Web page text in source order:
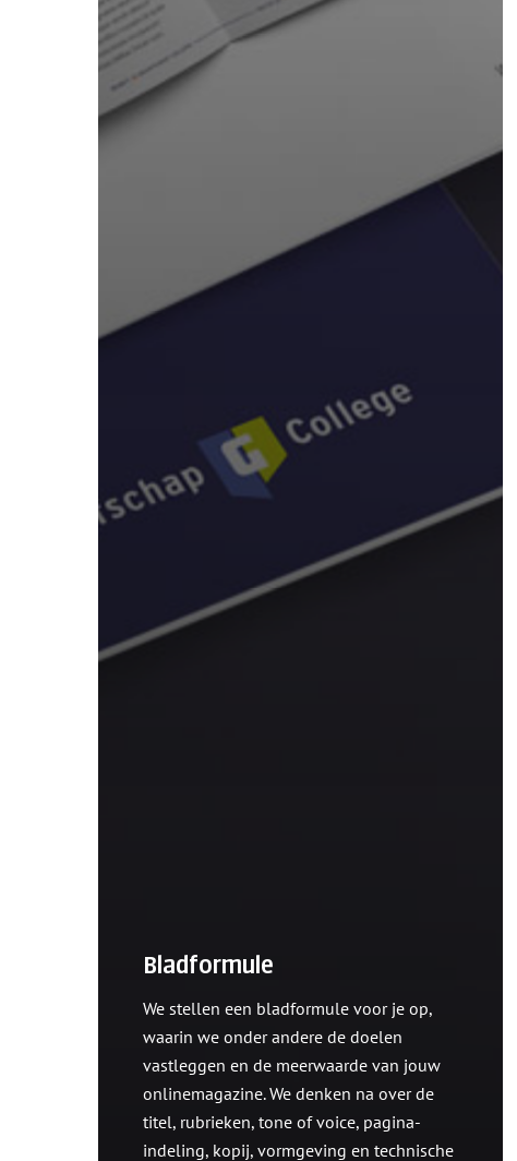
Bladformule
We stellen een bladformule voor je op,
waarin we onder andere de doelen
vastleggen en de meerwaarde van jouw
onlinemagazine. We denken na over de
titel, rubrieken, tone of voice, pagina-
indeling, kopij, vormgeving en technische